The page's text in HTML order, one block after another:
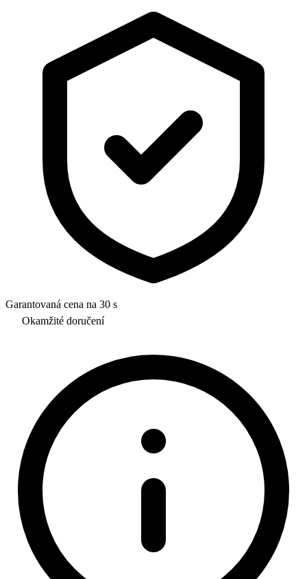
Garantovaná cena na 30 s
Okamžité doručení